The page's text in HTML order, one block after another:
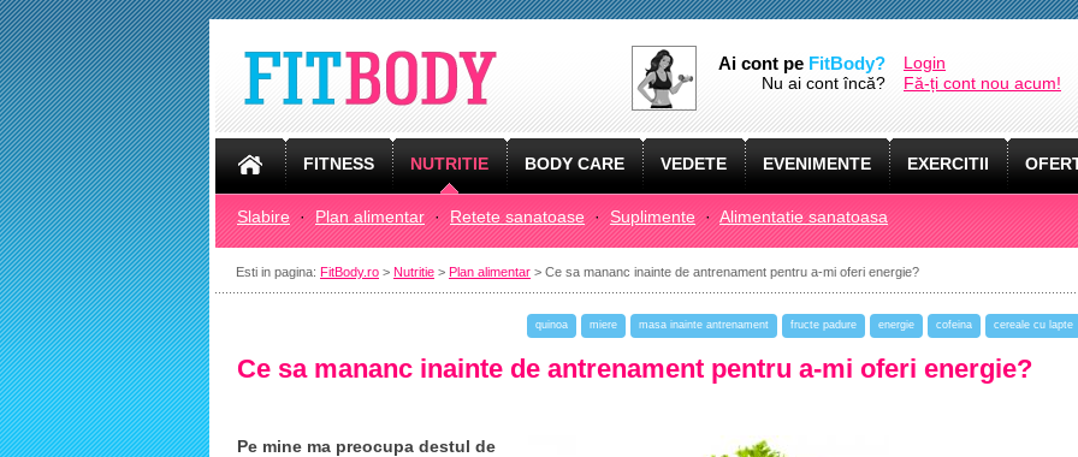
Ai cont pe FitBody?
Login
Nu ai cont încă?
Fă-ți cont nou acum!
FITNESS NUTRITIE BODY CARE VEDETE EVENIMENTE EXERCITII
Slabire · Plan alimentar · Retete sanatoase · Suplimente · Alimentatie sanatoasa
Esti in pagina: FitBody.ro > Nutritie > Plan alimentar > Ce sa mananc inainte de antrenament pentru a-mi oferi energie?
quinoa miere masa inainte antrenament fructe padure energie cofeina cereale cu lapte
Ce sa mananc inainte de antrenament pentru a-mi oferi energie?
Pe mine ma preocupa destul de